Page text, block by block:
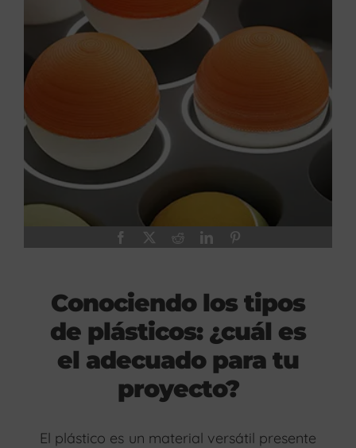
Conociendo los tipos
de plásticos: ¿cuál es
el adecuado para tu
proyecto?
El plástico es un material versátil presente